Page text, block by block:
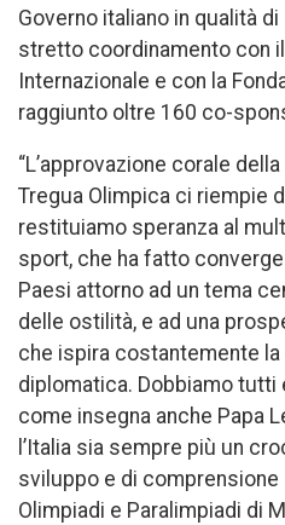
Governo italiano in qualità
stretto coordinamento con
Internazionale e con la
raggiunto oltre 160 co-
“L’approvazione corale
Tregua Olimpica ci riempie
restituiamo speranza al
sport, che ha fatto
Paesi attorno ad un tema
delle ostilità, e ad una
che ispira costantemente la
diplomatica. Dobbiamo tutti
come insegna anche Papa
l’Italia sia sempre più un
sviluppo e di
Olimpiadi e Paralimpiadi di